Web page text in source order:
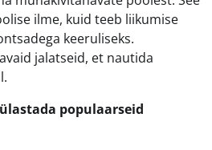
ilme, kuid teeb liikumise
keeruliseks.
jalatseid, et nautida
populaarseid